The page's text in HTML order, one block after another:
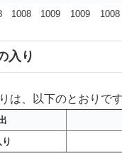
1008 1009 1009 1008
入り
は、以下のとおりです